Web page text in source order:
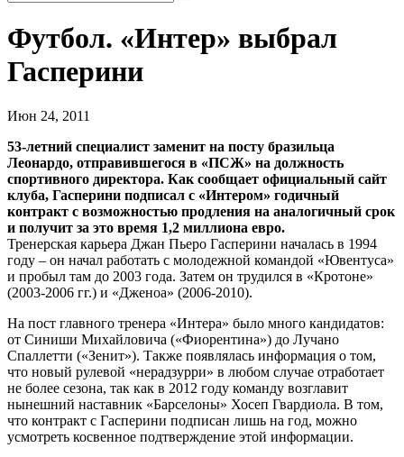
Футбол. «Интер» выбрал
Гасперини
Июн 24, 2011
53-летний специалист заменит на посту бразильца
Леонардо, отправившегося в «ПСЖ» на должность
спортивного директора. Как сообщает официальный сайт
клуба, Гасперини подписал с «Интером» годичный
контракт с возможностью продления на аналогичный срок
и получит за это время 1,2 миллиона евро.
Тренерская карьера Джан Пьеро Гасперини началась в 1994
году – он начал работать с молодежной командой «Ювентуса»
и пробыл там до 2003 года. Затем он трудился в «Кротоне»
(2003-2006 гг.) и «Дженоа» (2006-2010).
На пост главного тренера «Интера» было много кандидатов:
от Синиши Михайловича («Фиорентина») до Лучано
Спаллетти («Зенит»). Также появлялась информация о том,
что новый рулевой «нерадзурри» в любом случае отработает
не более сезона, так как в 2012 году команду возглавит
нынешний наставник «Барселоны» Хосеп Гвардиола. В том,
что контракт с Гасперини подписан лишь на год, можно
усмотреть косвенное подтверждение этой информации.